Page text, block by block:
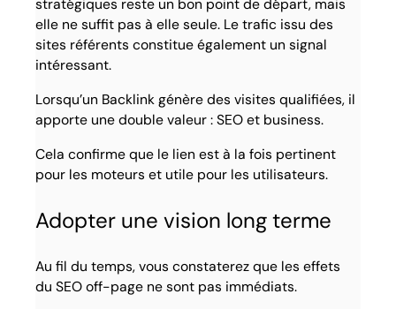
stratégiques reste un bon point de départ, mais
elle ne suffit pas à elle seule. Le trafic issu des
sites référents constitue également un signal
intéressant.
Lorsqu’un Backlink génère des visites qualifiées, il
apporte une double valeur : SEO et business.
Cela confirme que le lien est à la fois pertinent
pour les moteurs et utile pour les utilisateurs.
Adopter une vision long terme
Au fil du temps, vous constaterez que les effets
du SEO off-page ne sont pas immédiats.